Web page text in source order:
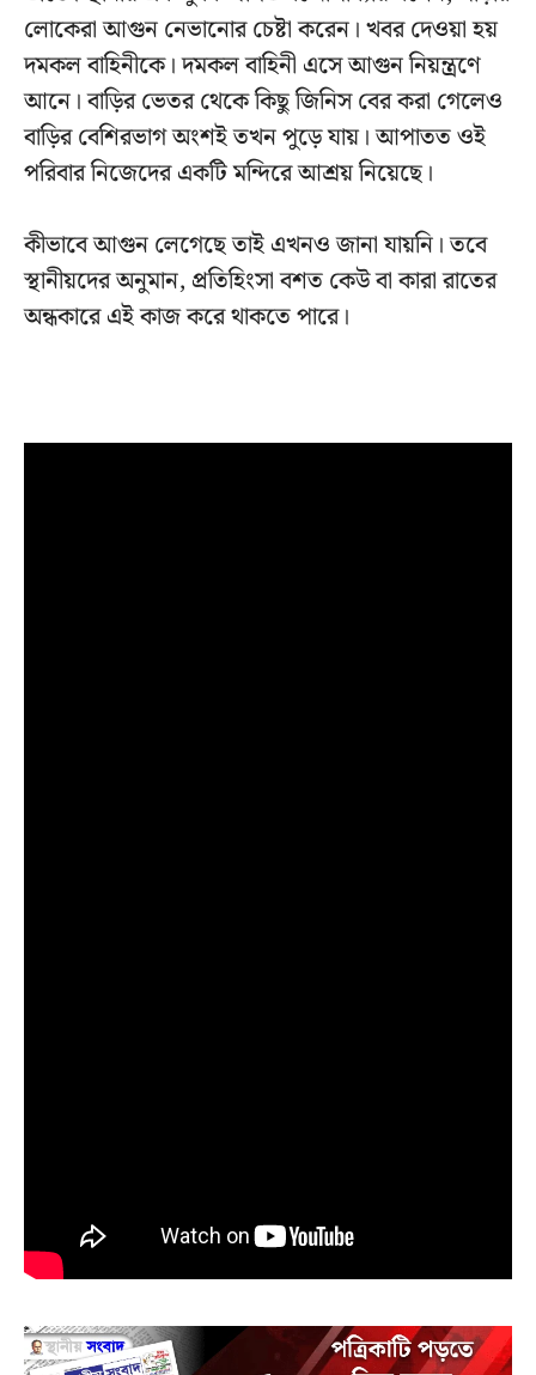
লোকেরা আগুন নেভানোর চেষ্টা করেন। খবর দেওয়া হয়
দমকল বাহিনীকে। দমকল বাহিনী এসে আগুন নিয়ন্ত্রণে
আনে। বাড়ির ভেতর থেকে কিছু জিনিস বের করা গেলেও
বাড়ির বেশিরভাগ অংশই তখন পুড়ে যায়। আপাতত ওই
পরিবার নিজেদের একটি মন্দিরে আশ্রয় নিয়েছে।
কীভাবে আগুন লেগেছে তাই এখনও জানা যায়নি। তবে
স্থানীয়দের অনুমান, প্রতিহিংসা বশত কেউ বা কারা রাতের
অন্ধকারে এই কাজ করে থাকতে পারে।